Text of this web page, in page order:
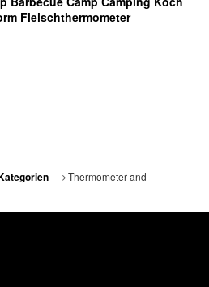
Fleischthermometer
Thermometer and